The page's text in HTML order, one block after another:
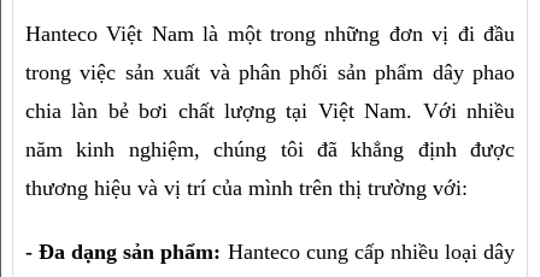
Hanteco Việt Nam là một trong những đơn vị đi đầu
trong việc sản xuất và phân phối sản phẩm dây phao
chia làn bẻ bơi chất lượng tại Việt Nam. Với nhiều
năm kinh nghiệm, chúng tôi đã khẳng định được
thương hiệu và vị trí của mình trên thị trường với:
- Đa dạng sản phẩm: Hanteco cung cấp nhiều loại dây